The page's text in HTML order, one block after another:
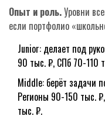
Опыт и роль.Уровни
если портфолио
Junior: делает под
90 тыс. ₽, СПб 70-110
Middle: берёт задачи
Регионы 90-150 тыс.
тыс. ₽.